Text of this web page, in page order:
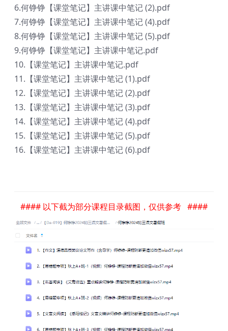
6.何铮铮【课堂笔记】主讲课中笔记 (2).pdf
7.何铮铮【课堂笔记】主讲课中笔记 (4).pdf
8.何铮铮【课堂笔记】主讲课中笔记 (5).pdf
9.何铮铮【课堂笔记】主讲课中笔记.pdf
10.【课堂笔记】主讲课中笔记.pdf
11.【课堂笔记】主讲课中笔记 (1).pdf
12.【课堂笔记】主讲课中笔记 (2).pdf
13.【课堂笔记】主讲课中笔记 (3).pdf
14.【课堂笔记】主讲课中笔记 (4).pdf
15.【课堂笔记】主讲课中笔记 (5).pdf
16.【课堂笔记】主讲课中笔记 (6).pdf
#### 以下截为部分课程目录截图，仅供参考 ####